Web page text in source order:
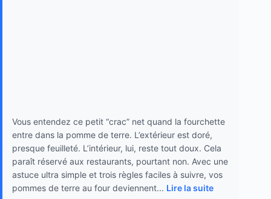
Vous entendez ce petit “crac” net quand la fourchette
entre dans la pomme de terre. L’extérieur est doré,
presque feuilleté. L’intérieur, lui, reste tout doux. Cela
paraît réservé aux restaurants, pourtant non. Avec une
astuce ultra simple et trois règles faciles à suivre, vos
pommes de terre au four deviennent... Lire la suite